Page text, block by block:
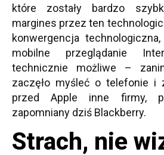
które zostały bardzo
margines przez ten
konwergencja
mobilne przeglądanie
technicznie możliwe –
zaczęło myśleć o telefonie i
przed Apple inne firmy,
zapomniany dziś Blackberry.
Strach, nie